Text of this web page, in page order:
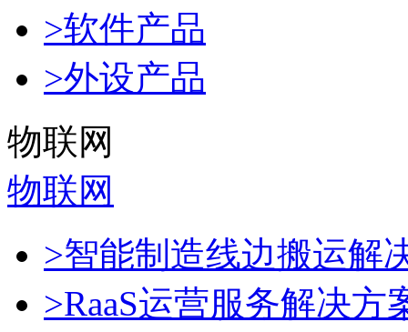
>软件产品
>外设产品
物联网
物联网
>智能制造线边搬运解
>RaaS运营服务解决方